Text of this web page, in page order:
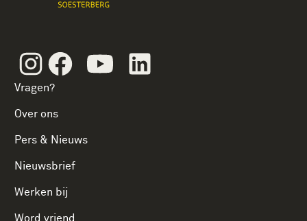
InstagramFacebookYoutube
Vragen?
Over ons
Pers & Nieuws
Nieuwsbrief
Werken bij
Word vriend